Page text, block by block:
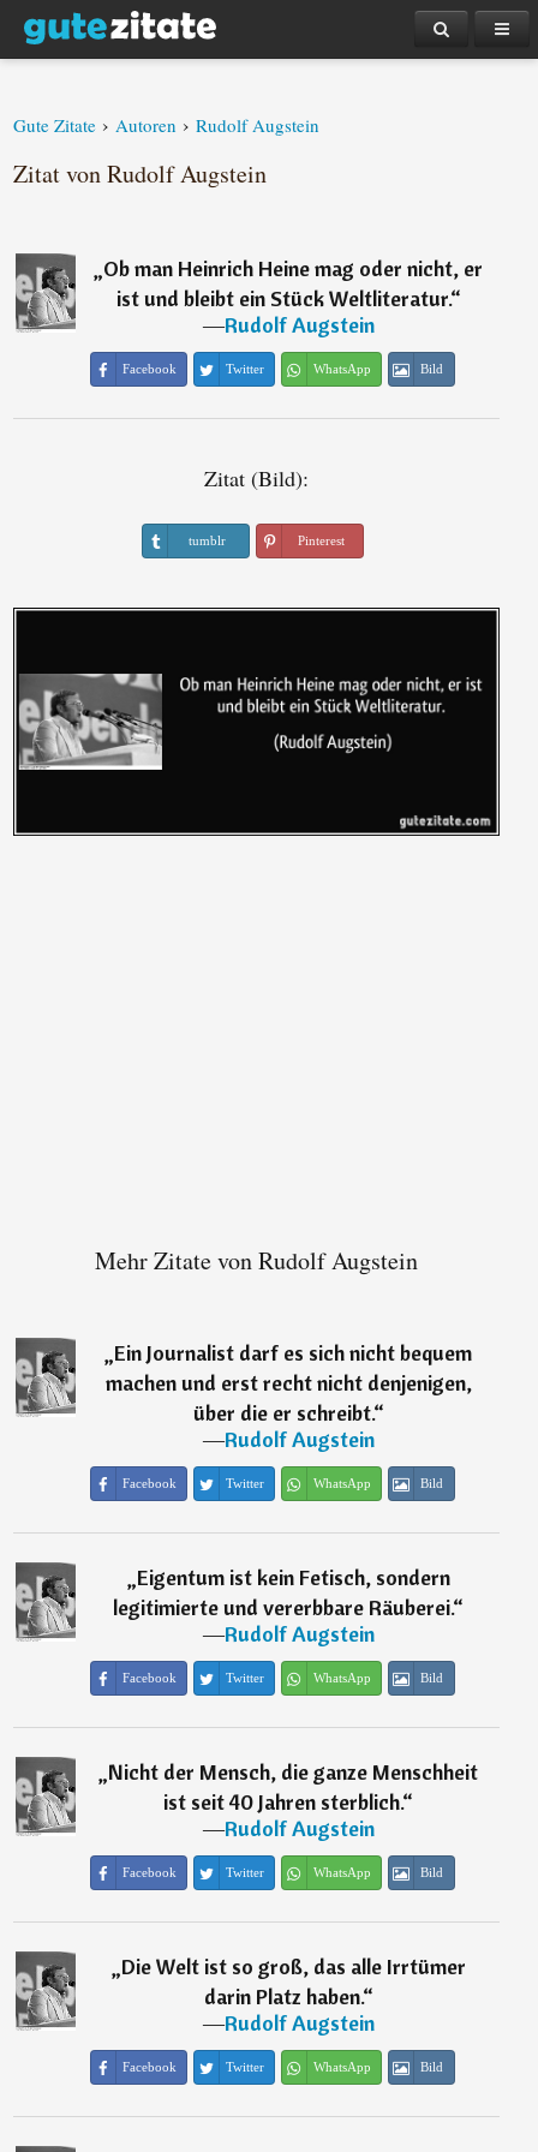
Gute Zitate › Autoren › Rudolf Augstein
Zitat von Rudolf Augstein
„Ob man Heinrich Heine mag oder nicht, er
ist und bleibt ein Stück Weltliteratur.“
―Rudolf Augstein
Facebook Twitter WhatsApp Bild
Zitat (Bild):
tumblr Pinterest
Mehr Zitate von Rudolf Augstein
„Ein Journalist darf es sich nicht bequem
machen und erst recht nicht denjenigen,
über die er schreibt.“
―Rudolf Augstein
Facebook Twitter WhatsApp Bild
„Eigentum ist kein Fetisch, sondern
legitimierte und vererbbare Räuberei.“
―Rudolf Augstein
Facebook Twitter WhatsApp Bild
„Nicht der Mensch, die ganze Menschheit
ist seit 40 Jahren sterblich.“
―Rudolf Augstein
Facebook Twitter WhatsApp Bild
„Die Welt ist so groß, das alle Irrtümer
darin Platz haben.“
―Rudolf Augstein
Facebook Twitter WhatsApp Bild